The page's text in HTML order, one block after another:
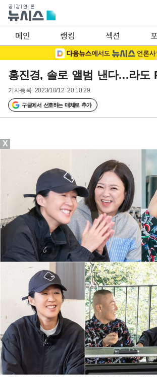
메인 랭킹 섹션
홍진경, 솔로 앨범 낸다…라도
기사등록 2023/10/12 20:10:29
구글에서 선호하는 매체로 추가
X